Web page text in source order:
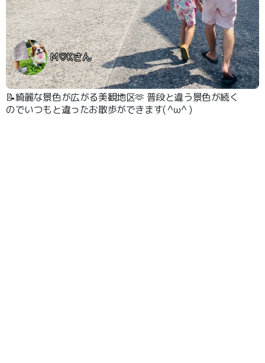
M♡Kさん
📝綺麗な景色が広がる美観地区🫶 普段と違う景色が続く
のでいつもと違ったお散歩ができます( ^ω^ )